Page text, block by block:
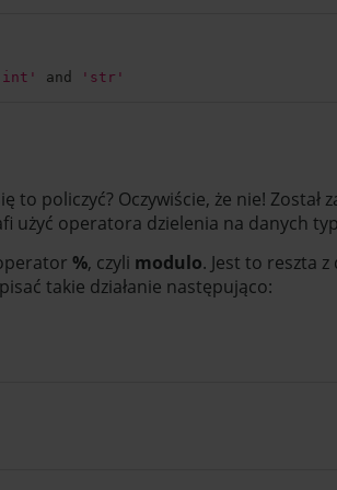
and 'str'
to policzyć? Oczywiście, że nie!
użyć operatora dzielenia na danych
%, czyli modulo. Jest to reszta
takie działanie następująco: